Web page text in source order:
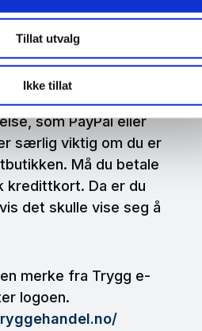
Tillat utvalg
Ikke tillat
et kontaktskjema, kan
på at butikken ikke er
med
som PayPal eller
særlig viktig om du er
Må du betale
kredittkort. Da er du
det skulle vise seg å
merke fra Trygg e-
logoen.